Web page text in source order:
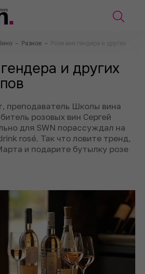
– Разное – Розе вне гендера и других
и других
преподаватель Школы вина
розовых вин Сергей
для SWN порассуждал на
rosé. Так что ловите тренд,
и подарите бутылку розе